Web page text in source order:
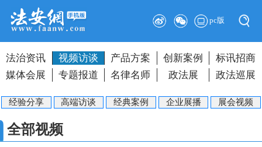
pc版
法治资讯 视频访谈 产品方案 创新案例
标讯招商
媒体会展
专题报道 名律名师 政法展 政法巡展
经验分享 高端访谈 经典案例 企业展播 展会视频
全部视频